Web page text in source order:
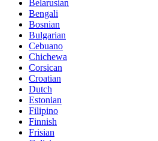
Belarusian
Bengali
Bosnian
Bulgarian
Cebuano
Chichewa
Corsican
Croatian
Dutch
Estonian
Filipino
Finnish
Frisian